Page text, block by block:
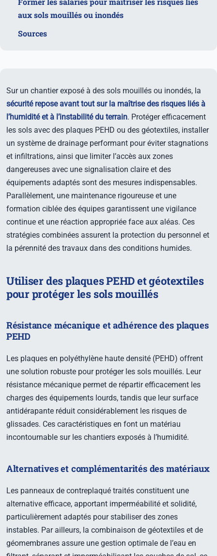
aux sols mouillés ou inondés
Sources
Sur un chantier exposé à des sols mouillés ou inondés, la
sécurité repose avant tout sur la maîtrise des risques liés à
l’humidité et à l’instabilité du terrain. Protéger efficacement
les sols avec des plaques PEHD ou des géotextiles, installer
un système de drainage performant pour éviter stagnations
et infiltrations, ainsi que limiter l’accès aux zones
dangereuses avec une signalisation claire et des
équipements adaptés sont des mesures indispensables.
Parallèlement, une maintenance rigoureuse et une
formation ciblée des équipes garantissent une vigilance
continue et une réaction appropriée face aux aléas. Ces
stratégies combinées assurent la protection du personnel et
la pérennité des travaux dans des conditions humides.
Utiliser des plaques PEHD et géotextiles
pour protéger les sols mouillés
Résistance mécanique et adhérence des plaques
PEHD
Les plaques en polyéthylène haute densité (PEHD) offrent
une solution robuste pour protéger les sols mouillés. Leur
résistance mécanique permet de répartir efficacement les
charges des équipements lourds, tandis que leur surface
antidérapante réduit considérablement les risques de
glissades. Ces caractéristiques en font un matériau
incontournable sur les chantiers exposés à l’humidité.
Alternatives et complémentarités des matériaux
Les panneaux de contreplaqué traités constituent une
alternative efficace, apportant imperméabilité et solidité,
particulièrement adaptés pour stabiliser des zones
instables. Par ailleurs, la combinaison de géotextiles et de
géomembranes assure une gestion optimale de l’eau en